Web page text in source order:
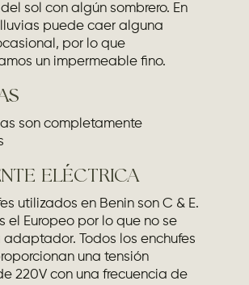
sol con algún sombrero. En
puede caer alguna
por lo que
un impermeable fino.
son completamente
ELÉCTRICA
utilizados en Benin son C & E.
el Europeo por lo que no se
adaptador. Todos los enchufes
una tensión
220V con una frecuencia de